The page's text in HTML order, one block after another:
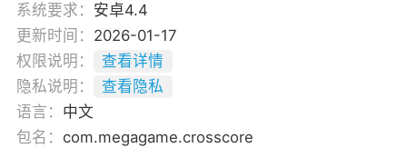
系统要求： 安卓4.4
更新时间： 2026-01-17
权限说明：
查看详情
隐私说明：
查看隐私
语言： 中文
包名： com.megagame.crosscore